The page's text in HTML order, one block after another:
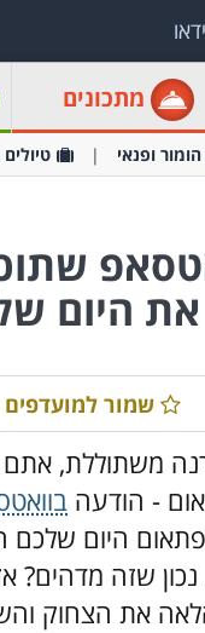
מתכונים
הומור ופנאי
את היום
שמור למועדפים
משתוללת,
- הודעה
היום שלכם
שזה מדהים?
את הצחוק